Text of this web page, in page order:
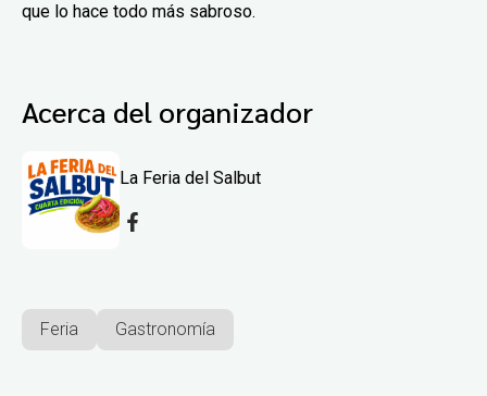
que lo hace todo más sabroso.
Acerca del organizador
La Feria del Salbut
Feria Gastronomía